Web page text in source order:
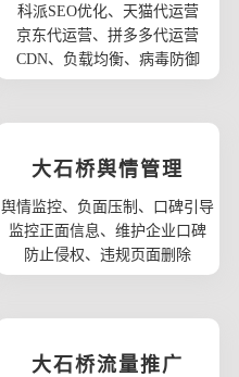
科派SEO优化、天猫代运营
京东代运营、拼多多代运营
CDN、负载均衡、病毒防御
大石桥舆情管理
舆情监控、负面压制、口碑引导
监控正面信息、维护企业口碑
防止侵权、违规页面删除
大石桥流量推广